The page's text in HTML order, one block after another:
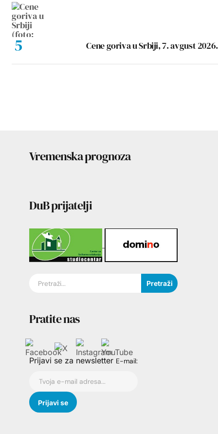
Cene goriva u Srbiji, 7. avgust 2026.
Vremenska prognoza
DuB prijatelji
Pretraži
Pratite nas
Prijavi se za newsletter E-mail: